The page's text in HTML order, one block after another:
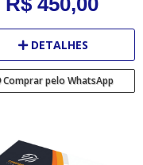
DETALHES
Comprar pelo WhatsApp